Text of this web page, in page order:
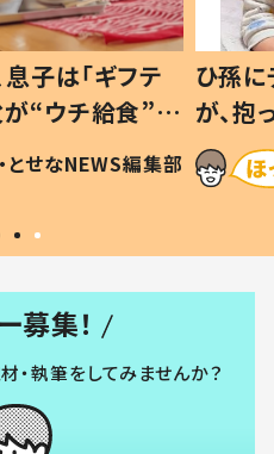
子は「ギフテ
“ウチ給食”を
は #令和の親
とせなNEWS編集部
ひ孫
が、
「涙が
い」
募集！
・執筆をしてみませんか？